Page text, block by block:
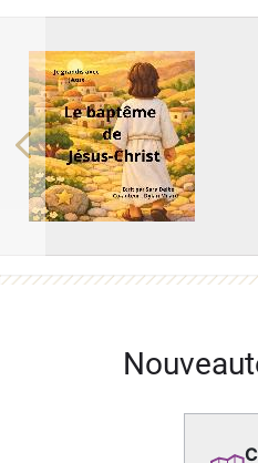
Previous